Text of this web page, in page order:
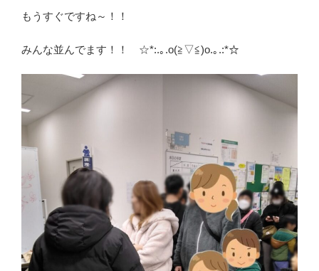
もうすぐですね～！！
みんな並んでます！！ ☆*:.｡.o(≧▽≦)o.｡.:*☆